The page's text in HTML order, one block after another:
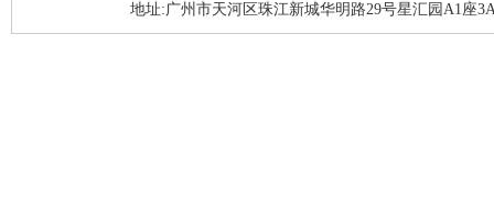
地址:广州市天河区珠江新城华明路29号星汇园A1座